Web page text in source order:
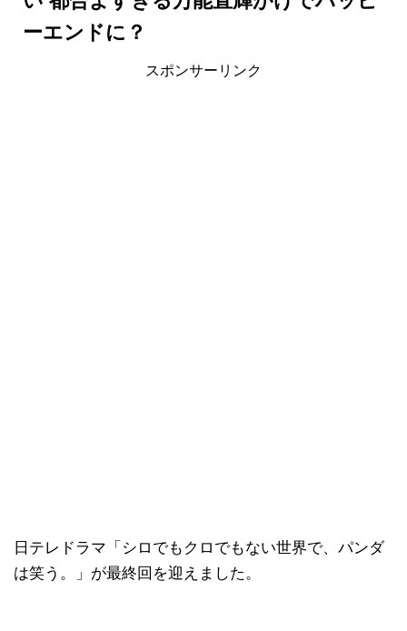
ーエンドに？
スポンサーリンク
日テレドラマ「シロでもクロでもない世界で、パンダ
は笑う。」が最終回を迎えました。